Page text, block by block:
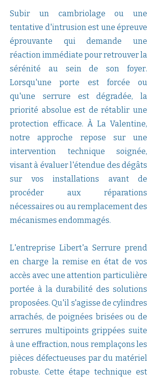
Subir un cambriolage ou une
tentative d'intrusion est une épreuve
éprouvante qui demande une
réaction immédiate pour retrouver la
sérénité au sein de son foyer.
Lorsqu'une porte est forcée ou
qu'une serrure est dégradée, la
priorité absolue est de rétablir une
protection efficace. À La Valentine,
notre approche repose sur une
intervention technique soignée,
visant à évaluer l'étendue des dégâts
sur vos installations avant de
procéder aux réparations
nécessaires ou au remplacement des
mécanismes endommagés.
L'entreprise Libert'a Serrure prend
en charge la remise en état de vos
accès avec une attention particulière
portée à la durabilité des solutions
proposées. Qu'il s'agisse de cylindres
arrachés, de poignées brisées ou de
serrures multipoints grippées suite
à une effraction, nous remplaçons les
pièces défectueuses par du matériel
robuste. Cette étape technique est